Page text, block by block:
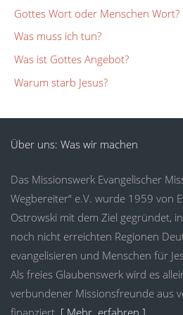
Gottes Wort oder Menschen Wort?
Was muss ich tun?
Was ist Gottes Angebot?
Warum starb Jesus?
Über uns: Was wir machen
Das Missionswerk Evangelischer
Wegbereiter“ e.V. wurde 1959 von
Ostrowski mit dem Ziel gegründet,
noch nicht erreichten Regionen
evangelisieren und Menschen für
Als freies Glaubenswerk wird es
verbundener Missionsfreunde aus